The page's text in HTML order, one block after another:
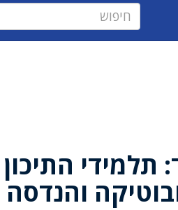
תלמידי התיכון